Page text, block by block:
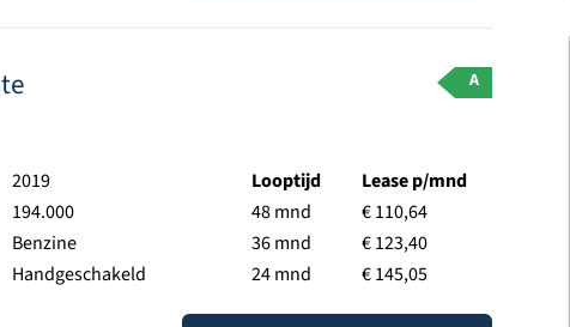
A
2019
194.000
Benzine
Handgeschakeld
Looptijd
48 mnd
36 mnd
24 mnd
Lease p/mnd
€ 110,64
€ 123,40
€ 145,05